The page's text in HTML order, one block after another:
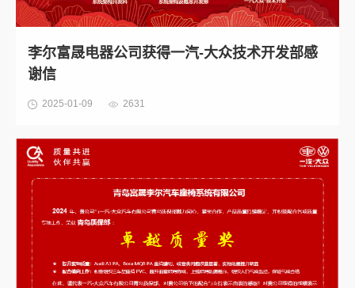
李尔富晟电器公司获得一汽-大众技术开发部感
谢信
2025-01-09 2631